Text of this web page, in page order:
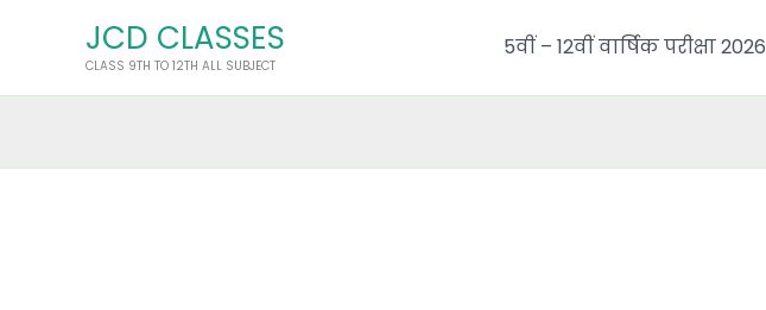
JCD CLASSES
CLASS 9TH TO 12TH ALL SUBJECT
5वीं – 12वीं वार्षिक परीक्षा 2026